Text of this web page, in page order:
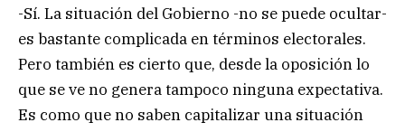
-Sí. La situación del Gobierno -no se puede ocultar-
es bastante complicada en términos electorales.
Pero también es cierto que, desde la oposición lo
que se ve no genera tampoco ninguna expectativa.
Es como que no saben capitalizar una situación